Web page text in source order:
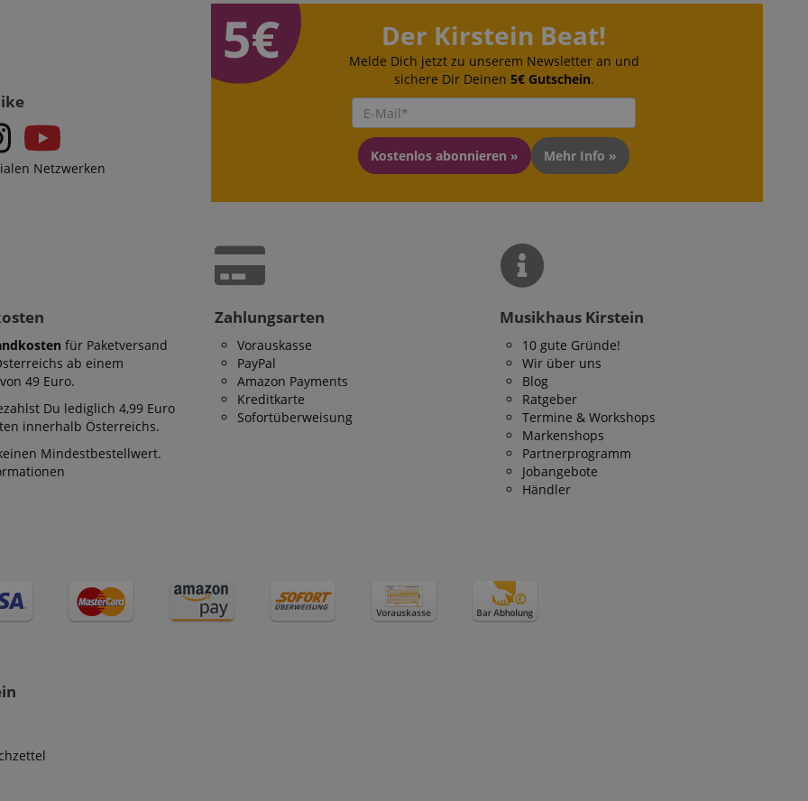
Der Kirstein Beat!
Melde Dich jetzt zu unserem Newsletter an und
sichere Dir Deinen 5€ Gutschein.
Kostenlos abonnieren » Mehr Info »
Netzwerken
für Paketversand
ab einem
49 Euro.
Du lediglich 4,99 Euro
innerhalb Österreichs.
Mindestbestellwert.
Zahlungsarten
Vorauskasse
PayPal
Amazon Payments
Kreditkarte
Sofortüberweisung
Musikhaus Kirstein
10 gute Gründe!
Wir über uns
Blog
Ratgeber
Termine & Workshops
Markenshops
Partnerprogramm
Jobangebote
Händler
verwendet, um zu sehen, wie Besucher die Website nutzen, z.B. Analyse-Cookies. Diese Cookies können
um einen bestimmten Besucher direkt zu identifizieren.
/
Laufzeit
1 Stunde
Enables remembering the state of zoovu assistant for a given end user (what
Google-Datenschutzerklärung